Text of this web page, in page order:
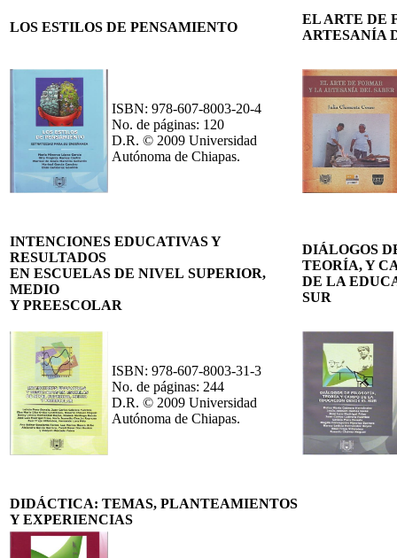
LOS ESTILOS DE PENSAMIENTO
EL ARTE DE
ARTESANÍA
ISBN: 978-607-8003-20-4
No. de páginas: 120
D.R. © 2009 Universidad
Autónoma de Chiapas.
INTENCIONES EDUCATIVAS Y
RESULTADOS
EN ESCUELAS DE NIVEL SUPERIOR,
MEDIO
Y PREESCOLAR
DIÁLOGOS
TEORÍA, Y
DE LA
SUR
ISBN: 978-607-8003-31-3
No. de páginas: 244
D.R. © 2009 Universidad
Autónoma de Chiapas.
DIDÁCTICA: TEMAS, PLANTEAMIENTOS
Y EXPERIENCIAS